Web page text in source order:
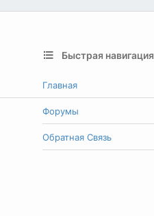
Быстрая навигация
Главная
Форумы
Обратная Связь